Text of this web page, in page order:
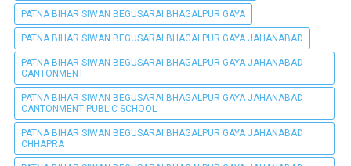
PATNA BIHAR SIWAN BEGUSARAI BHAGALPUR GAYA
PATNA BIHAR SIWAN BEGUSARAI BHAGALPUR GAYA JAHANABAD
PATNA BIHAR SIWAN BEGUSARAI BHAGALPUR GAYA JAHANABAD
CANTONMENT
PATNA BIHAR SIWAN BEGUSARAI BHAGALPUR GAYA JAHANABAD
CANTONMENT PUBLIC SCHOOL
PATNA BIHAR SIWAN BEGUSARAI BHAGALPUR GAYA JAHANABAD
CHHAPRA